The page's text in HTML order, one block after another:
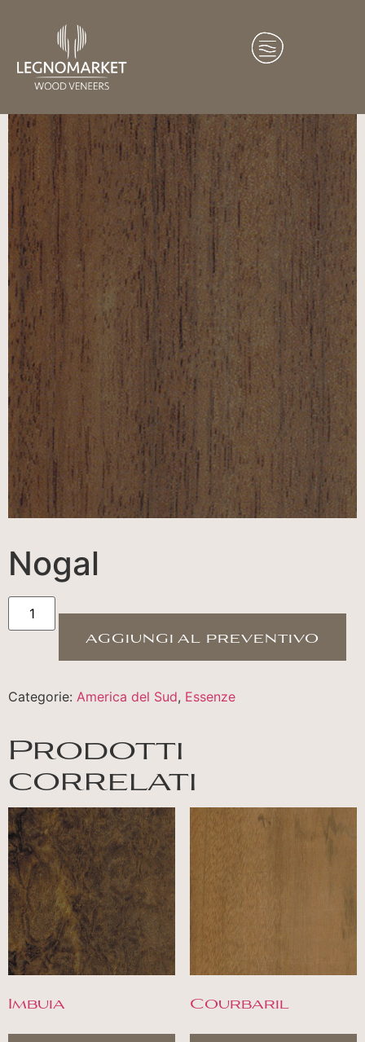
Nogal
aggiungi al preventivo
Categorie: America del Sud, Essenze
Prodotti
correlati
Imbuia Courbaril